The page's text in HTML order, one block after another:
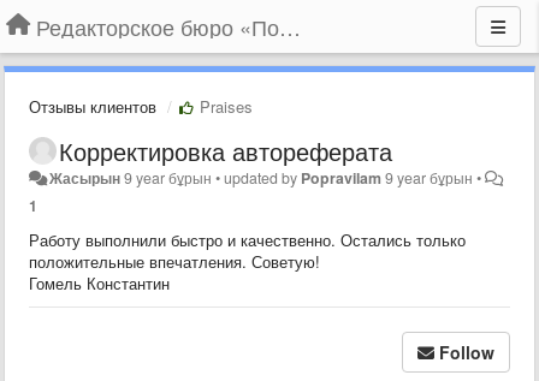
Редакторское бюро «По правилам»
Отзывы клиентов Praises
Корректировка автореферата
Жасырын9 year бұрын •updated by Popravilam 9 year бұрын •
1
Работу выполнили быстро и качественно. Остались только
положительные впечатления. Советую!
Гомель Константин
Follow